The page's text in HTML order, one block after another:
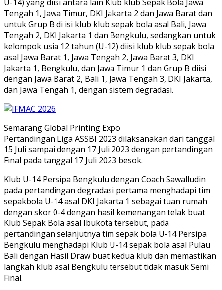
U-14) yang diisi antara lain Klub klub Sepak Bola Jawa
Tengah 1, Jawa Timur, DKI Jakarta 2 dan Jawa Barat dan
untuk Grup B di isi klub klub sepak bola asal Bali, Jawa
Tengah 2, DKI Jakarta 1 dan Bengkulu, sedangkan untuk
kelompok usia 12 tahun (U-12) diisi klub klub sepak bola
asal Jawa Barat 1, Jawa Tengah 2, Jawa Barat 3, DKI
Jakarta 1, Bengkulu, dan Jawa Timur 1 dan Grup B diisi
dengan Jawa Barat 2, Bali 1, Jawa Tengah 3, DKI Jakarta,
dan Jawa Tengah 1, dengan sistem degradasi.
Semarang Global Printing Expo
Pertandingan Liga ASSBI 2023 dilaksanakan dari tanggal
15 Juli sampai dengan 17 Juli 2023 dengan pertandingan
Final pada tanggal 17 Juli 2023 besok.
Klub U-14 Persipa Bengkulu dengan Coach Sawalludin
pada pertandingan degradasi pertama menghadapi tim
sepakbola U-14 asal DKI Jakarta 1 sebagai tuan rumah
dengan skor 0-4 dengan hasil kemenangan telak buat
Klub Sepak Bola asal Ibukota tersebut, pada
pertandingan selanjutnya tim sepak bola U-14 Persipa
Bengkulu menghadapi Klub U-14 sepak bola asal Pulau
Bali dengan Hasil Draw buat kedua klub dan memastikan
langkah klub asal Bengkulu tersebut tidak masuk Semi
Final.